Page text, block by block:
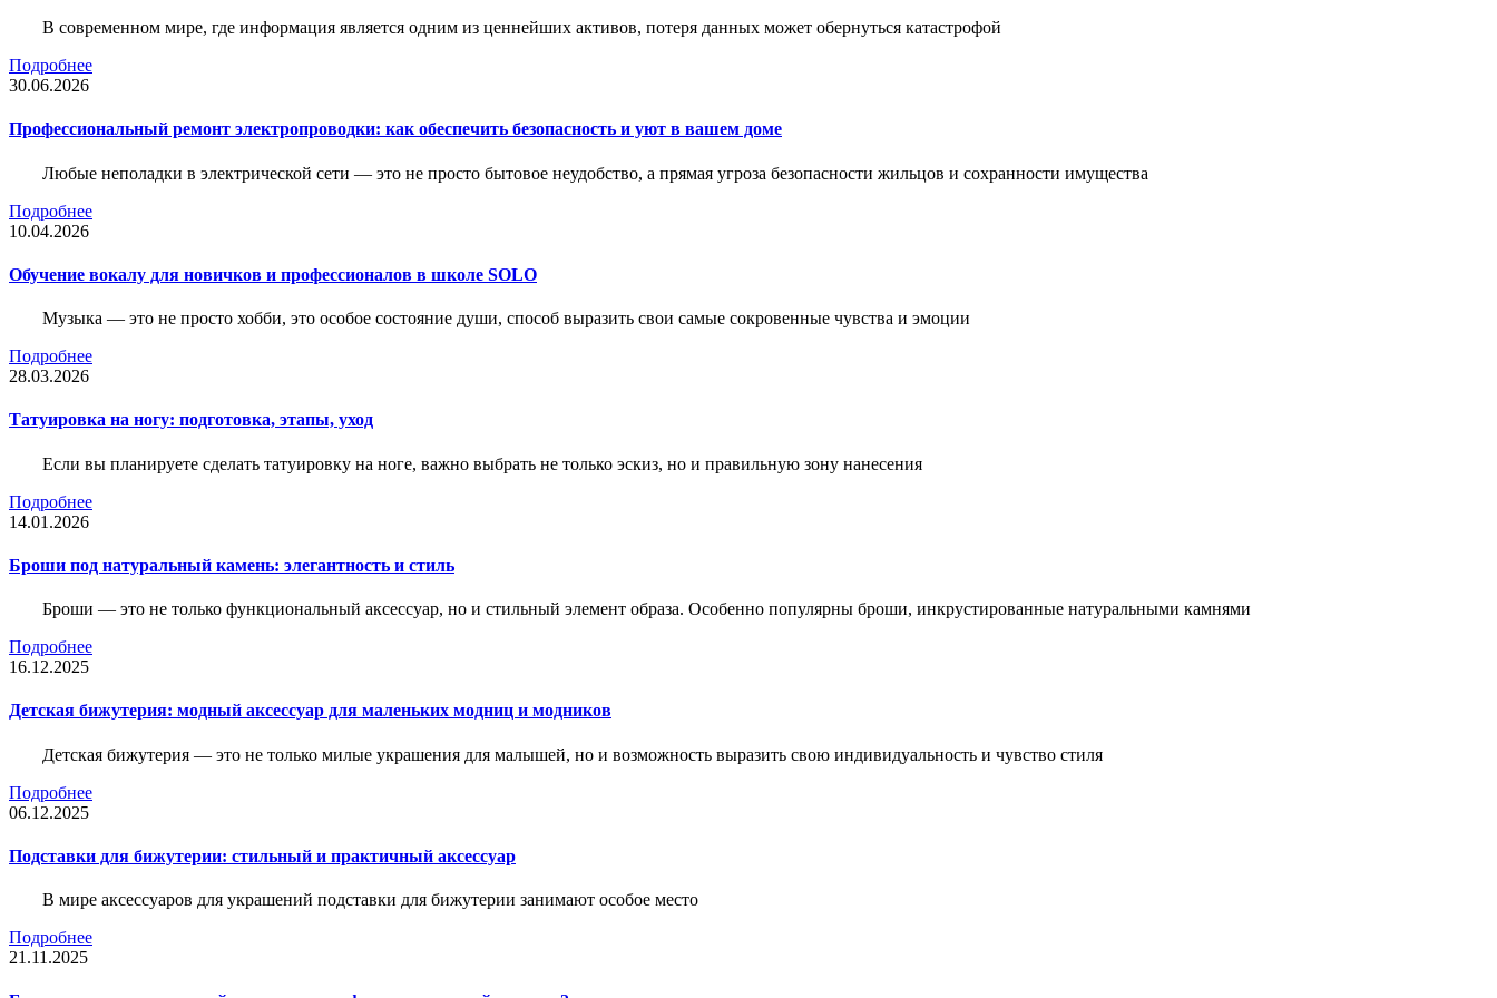
В современном мире, где информация является одним из ценнейших активов, потеря данных может обернуться катастрофой
Подробнее
30.06.2026
Профессиональный ремонт электропроводки: как обеспечить безопасность и уют в вашем доме
Любые неполадки в электрической сети — это не просто бытовое неудобство, а прямая угроза безопасности жильцов и сохранности имущества
Подробнее
10.04.2026
Обучение вокалу для новичков и профессионалов в школе SOLO
Музыка — это не просто хобби, это особое состояние души, способ выразить свои самые сокровенные чувства и эмоции
Подробнее
28.03.2026
Татуировка на ногу: подготовка, этапы, уход
Если вы планируете сделать татуировку на ноге, важно выбрать не только эскиз, но и правильную зону нанесения
Подробнее
14.01.2026
Броши под натуральный камень: элегантность и стиль
Броши — это не только функциональный аксессуар, но и стильный элемент образа. Особенно популярны броши, инкрустированные натуральными камнями
Подробнее
16.12.2025
Детская бижутерия: модный аксессуар для маленьких модниц и модников
Детская бижутерия — это не только милые украшения для малышей, но и возможность выразить свою индивидуальность и чувство стиля
Подробнее
06.12.2025
Подставки для бижутерии: стильный и практичный аксессуар
В мире аксессуаров для украшений подставки для бижутерии занимают особое место
Подробнее
21.11.2025